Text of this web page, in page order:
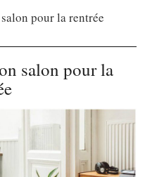
pour la rentrée
salon pour la